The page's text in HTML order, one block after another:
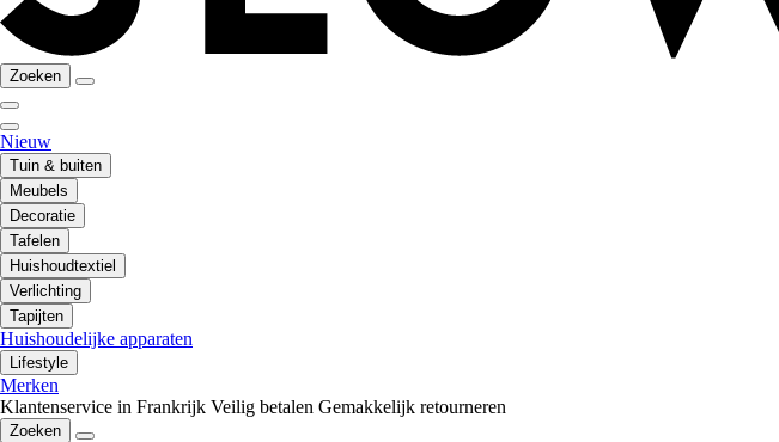
Zoeken
Nieuw
Tuin & buiten
Meubels
Decoratie
Tafelen
Huishoudtextiel
Verlichting
Tapijten
Huishoudelijke apparaten
Lifestyle
Merken
Klantenservice in Frankrijk Veilig betalen Gemakkelijk retourneren
Zoeken